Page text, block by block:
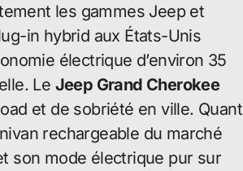
les gammes Jeep et
in hybrid aux États-Unis
électrique d’environ 35
Le Jeep Grand Cherokee
et de sobriété en ville. Quant
rechargeable du marché
son mode électrique pur sur